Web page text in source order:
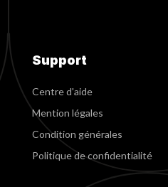
Support
Centre d'aide
Mention légales
Condition générales
Politique de confidentialité